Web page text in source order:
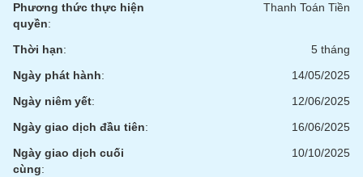
Phương thức thực hiện
quyền:
Thanh Toán Tiền
Thời hạn:
5 tháng
Ngày phát hành:
14/05/2025
Ngày niêm yết:
12/06/2025
Ngày giao dịch đầu tiên:
16/06/2025
Ngày giao dịch cuối
cùng:
10/10/2025
Truyền
tài
chính
Dữ
liệu